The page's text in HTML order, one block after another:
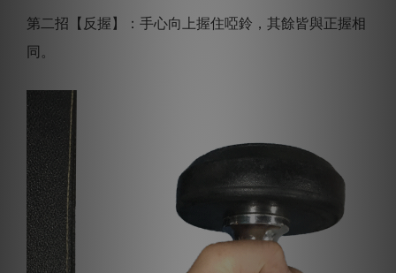
第二招【反握】：手心向上握住啞鈴，其餘皆與正握相
同。